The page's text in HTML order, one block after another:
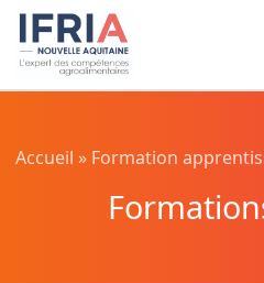
Accueil » Formation